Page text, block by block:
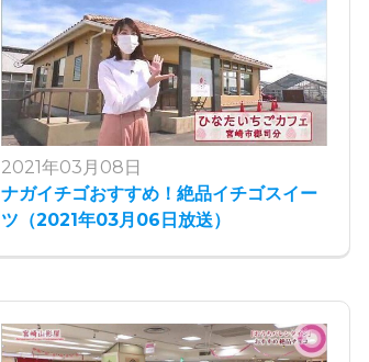
2021年03月08日
ナガイチゴおすすめ！絶品イチゴスイー
ツ（2021年03月06日放送）